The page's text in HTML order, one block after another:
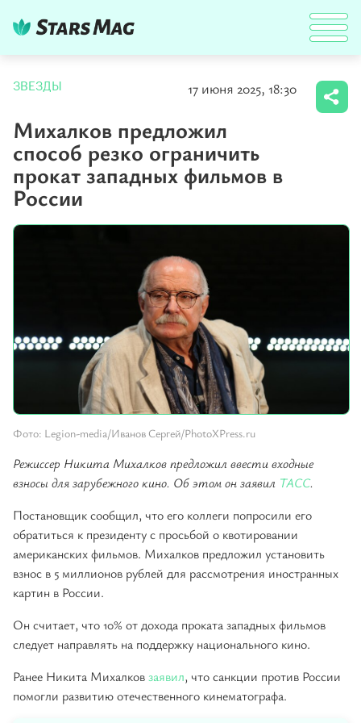
ЗВЕЗДЫ 17 июня 2025, 18:30
Михалков предложил
способ резко ограничить
прокат западных фильмов в
России
Фото: Legion-media/Иванов Сергей/PhotoXPress.ru
Режиссер Никита Михалков предложил ввести входные
взносы для зарубежного кино. Об этом он заявил ТАСС.
Постановщик сообщил, что его коллеги попросили его
обратиться к президенту с просьбой о квотировании
американских фильмов. Михалков предложил установить
взнос в 5 миллионов рублей для рассмотрения иностранных
картин в России.
Он считает, что 10% от дохода проката западных фильмов
следует направлять на поддержку национального кино.
Ранее Никита Михалковзаявил, что санкции против России
помогли развитию отечественного кинематографа.